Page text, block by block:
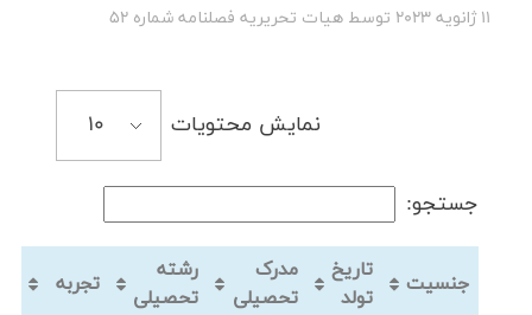
11 ژانویه 2023 توسط هیات تحریریه فصلنامه شماره 52
نمایش محتویات
جستجو:
جنسیت
تاریخ
تولد
مدرک
تحصیلی
رشته
تحصیلی
تجربه